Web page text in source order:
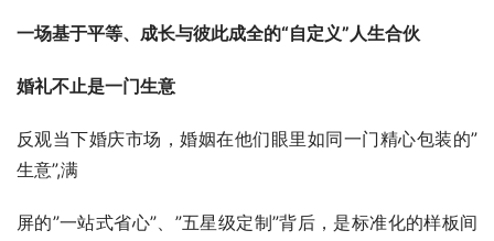
一场基于平等、成长与彼此成全的“自定义”人生合伙
婚礼不止是一门生意
反观当下婚庆市场，婚姻在他们眼里如同一门精心包装的”
生意”,满
屏的”一站式省心”、”五星级定制”背后，是标准化的样板间